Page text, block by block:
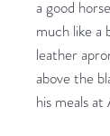
a good
much like a
leather
above the
his meals at